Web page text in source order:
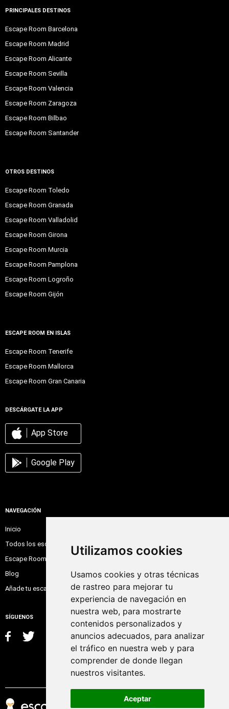
Utilizamos cookies
Usamos cookies y otras técnicas
de rastreo para mejorar tu
experiencia de navegación en
nuestra web, para mostrarte
contenidos personalizados y
anuncios adecuados, para analizar
el tráfico en nuestra web y para
comprender de donde llegan
nuestros visitantes.
Aceptar
PRINCIPALES DESTINOS
Escape Room Barcelona
Escape Room Madrid
Escape Room Alicante
Escape Room Sevilla
Escape Room Valencia
Escape Room Zaragoza
Escape Room Bilbao
Escape Room Santander
OTROS DESTINOS
Escape Room Toledo
Escape Room Granada
Escape Room Valladolid
Escape Room Girona
Escape Room Murcia
Escape Room Pamplona
Escape Room Logroño
Escape Room Gijón
ESCAPE ROOM EN ISLAS
Escape Room Tenerife
Escape Room Mallorca
Escape Room Gran Canaria
DESCÁRGATE LA APP
App Store
Google Play
NAVEGACIÓN
Inicio
Todos los escape room
Escape Room Online
Blog
Añade tu escape room
SÍGUENOS